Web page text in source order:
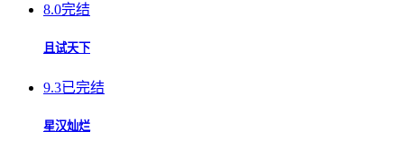
8.0完结
且试天下
9.3已完结
星汉灿烂